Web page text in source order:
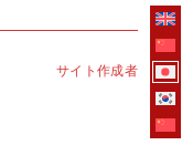
サイト作成者